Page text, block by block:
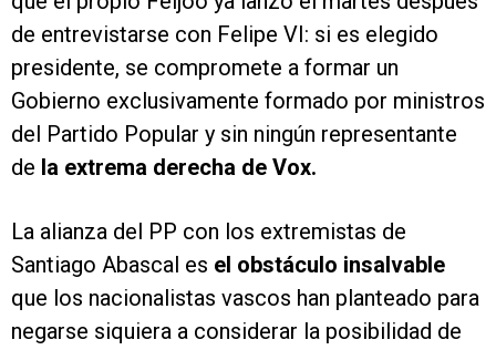
de entrevistarse con Felipe VI: si es elegido
presidente, se compromete a formar un
Gobierno exclusivamente formado por ministros
del Partido Popular y sin ningún representante
de la extrema derecha de Vox.
La alianza del PP con los extremistas de
Santiago Abascal es el obstáculo insalvable
que los nacionalistas vascos han planteado para
negarse siquiera a considerar la posibilidad de